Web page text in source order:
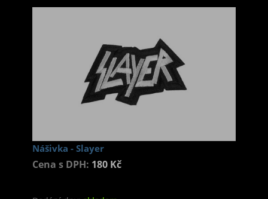
Nášivka - Slayer
Cena s DPH: 180 Kč